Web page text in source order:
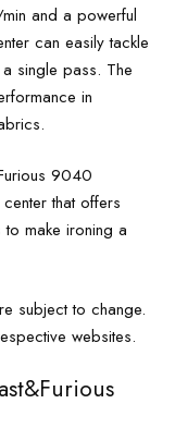
and a powerful
can easily tackle
single pass. The
in
9040
that offers
make ironing a
subject to change.
websites.